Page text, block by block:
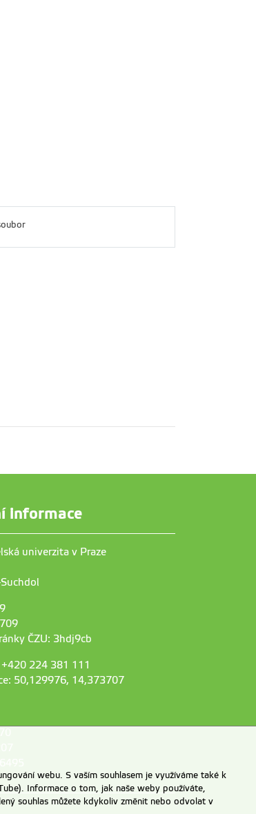
informace
univerzita v Praze
ČZU: 3hdj9cb
224 381 111
50,129976, 14,373707
webu. S vaším souhlasem je využíváme také k
Informace o tom, jak naše weby používáte,
souhlas můžete kdykoliv změnit nebo odvolat v